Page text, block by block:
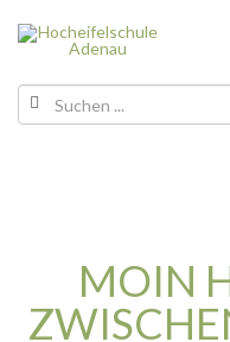
MOIN